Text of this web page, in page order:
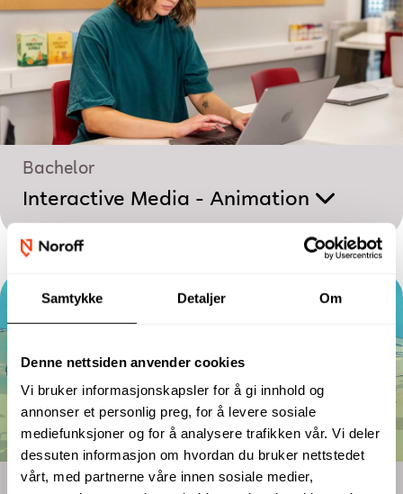
Samtykke Detaljer Om
Denne nettsiden anvender cookies
Vi bruker informasjonskapsler for å gi innhold og
annonser et personlig preg, for å levere sosiale
mediefunksjoner og for å analysere trafikken vår. Vi deler
dessuten informasjon om hvordan du bruker nettstedet
vårt, med partnerne våre innen sosiale medier,
Bachelor
Interactive Media - Animation
Halvårsstudium